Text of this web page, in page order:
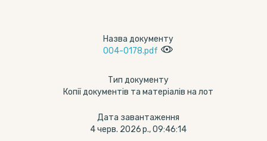
Назва документу
004-0178.pdf
Тип документу
Копії документів та матеріалів на лот
Дата завантаження
4 черв. 2026 р., 09:46:14